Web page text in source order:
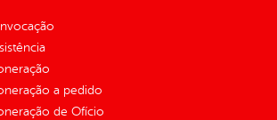
a pedido
de Ofício